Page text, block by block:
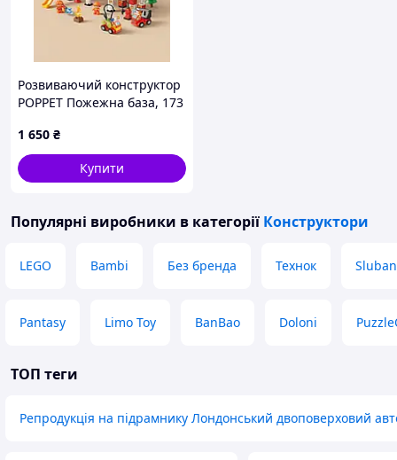
Розвиваючий конструктор
POPPET Пожежна база, 173
1 650 ₴
Купити
Популярні виробники в категорії Конструктори
LEGO Bambi Без бренда Технок Sluban
Pantasy Limo Toy BanBao Doloni
ТОП теги
Репродукція на підрамнику Лондонський двоповерховий